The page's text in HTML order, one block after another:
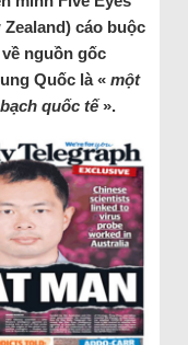
cáo buộc
nguồn gốc
Quốc là « một
quốc tế».